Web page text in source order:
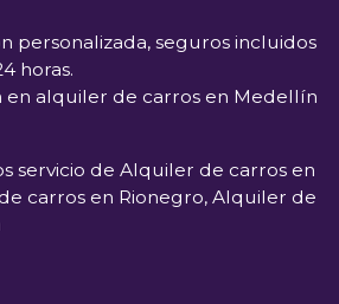
personalizada, seguros incluidos
horas.
en alquiler de carros en Medellín
servicio de Alquiler de carros en
carros en Rionegro, Alquiler de